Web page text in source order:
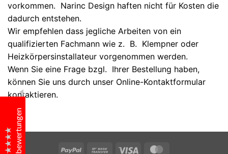
vorkommen. Narinc Design haften nicht für Kosten die
dadurch entstehen.
Wir empfehlen dass jegliche Arbeiten von ein
qualifizierten Fachmann wie z. B. Klempner oder
Heizkörpersinstallateur vorgenommen werden.
Wenn Sie eine Frage bzgl. Ihrer Bestellung haben,
können Sie uns durch unser Online-Kontaktformular
kontaktieren.
PayPal Bank Visa
Narinc Design
Kundenbewertungen
Frau Annette Bolz
Exzellenter service, schöne heizkörper!
Frau Karolina Lüft
Wunderschönes Design - Unsere Gäste merken gar